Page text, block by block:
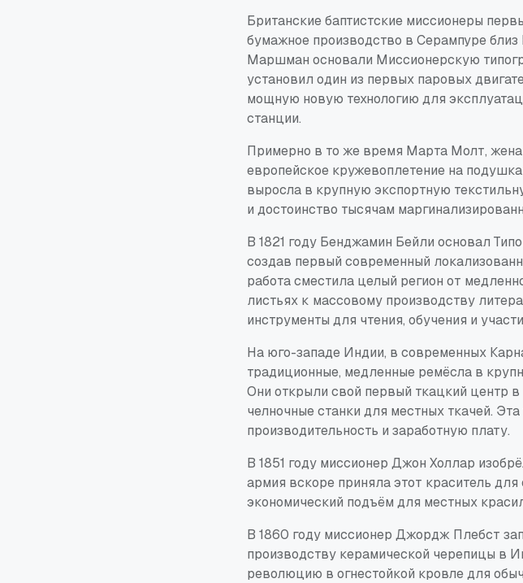
Британские баптистские миссионеры
бумажное производство в Серампуре
Маршман основали Миссионерскую
установил один из первых паровых
мощную новую технологию для
станции.
Примерно в то же время Марта Молт,
европейское кружевоплетение на
выросла в крупную экспортную
и достоинство тысячам
В 1821 году Бенджамин Бейли основал
создав первый современный
работа сместила целый регион от
листьях к массовому производству
инструменты для чтения, обучения и
На юго-западе Индии, в современных
традиционные, медленные ремёсла в
Они открыли свой первый ткацкий центр
челночные станки для местных ткачей.
производительность и заработную плату.
В 1851 году миссионер Джон Холлар
армия вскоре приняла этот краситель
экономический подъём для местных
В 1860 году миссионер Джордж Плебст
производству керамической черепицы в
революцию в огнестойкой кровле для